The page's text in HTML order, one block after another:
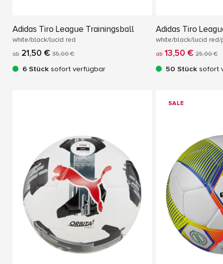
Adidas Tiro League Trainingsball
white/black/lucid red
ab 21,50 € 35,00 €
6 Stück sofort verfügbar
Adidas Tiro
white/black/lucid
ab 13,50 € 25,00 €
50 Stück sofort
SALE